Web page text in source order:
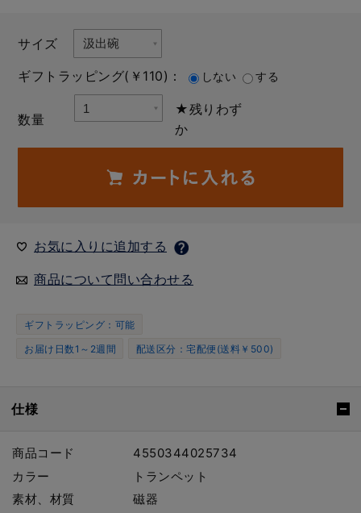
サイズ
ギフトラッピング(￥110)：
しない する
数量
★残りわず
か
お気に入りに追加する
商品について問い合わせる
ギフトラッピング：可能
お届け日数1～2週間
配送区分：宅配便(送料￥500)
仕様
商品コード
4550344025734
カラー
トランペット
素材、材質
磁器